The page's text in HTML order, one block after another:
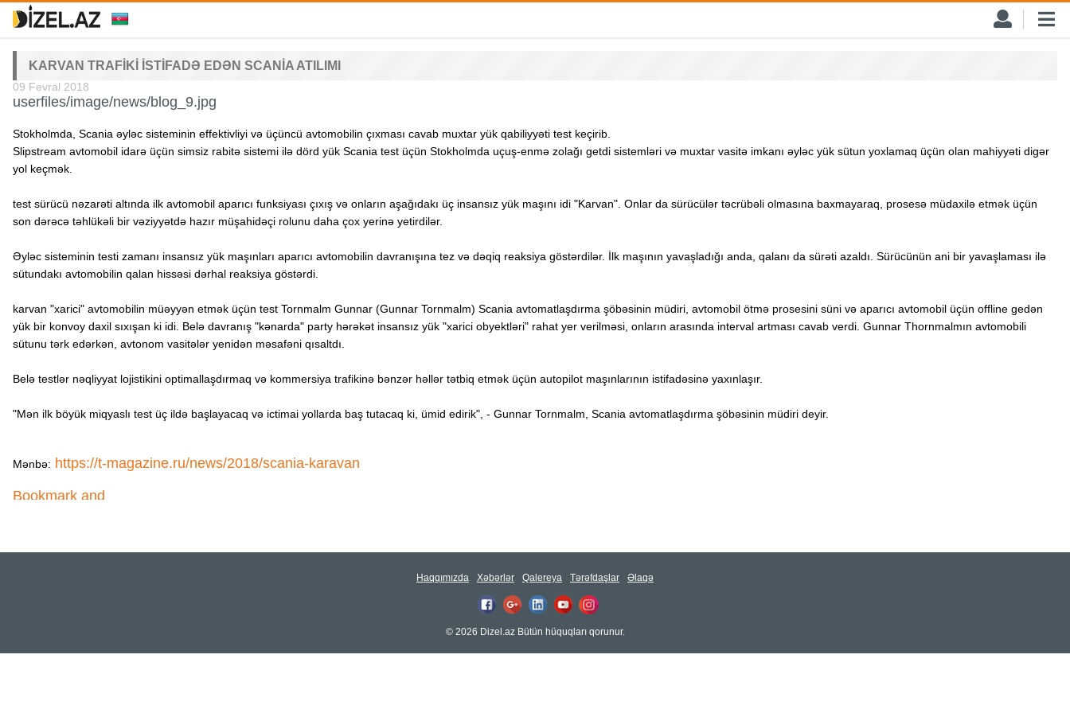
KARVAN TRAFIKI ISTIFADƏ EDƏN SCANIA ATILIMI
09 Fevral 2018
userfiles/image/news/blog_9.jpg
Stokholmda, Scania əyləc sisteminin effektivliyi və üçüncü avtomobilin çıxması cavab muxtar yük qabiliyyəti test keçirib.
Slipstream avtomobil idarə üçün simsiz rabitə sistemi ilə dörd yük Scania test üçün Stokholmda uçuş-enmə zolağı getdi sistemləri və muxtar vasitə imkanı əyləc yük sütun yoxlamaq üçün olan mahiyyəti digər
yol keçmək.
test sürücü nəzarəti altında ilk avtomobil aparıcı funksiyası çıxış və onların aşağıdakı üç insansız yük maşını idi "Karvan". Onlar da sürücülər təcrübəli olmasına baxmayaraq, prosesə müdaxilə etmək üçün
son dərəcə təhlükəli bir vəziyyətdə hazır müşahidəçi rolunu daha çox yerinə yetirdilər.
Əyləc sisteminin testi zamanı insansız yük maşınları aparıcı avtomobilin davranışına tez və dəqiq reaksiya göstərdilər. İlk maşının yavaşladığı anda, qalanı da sürəti azaldı. Sürücünün ani bir yavaşlaması ilə
sütundakı avtomobilin qalan hissəsi dərhal reaksiya göstərdi.
karvan "xarici" avtomobilin müəyyən etmək üçün test Tornmalm Gunnar (Gunnar Tornmalm) Scania avtomatlaşdırma şöbəsinin müdiri, avtomobil ötmə prosesini süni və aparıcı avtomobil üçün offline gedən
yük bir konvoy daxil sıxışan ki idi. Belə davranış "kənarda" party hərəkət insansız yük "xarici obyektləri" rahat yer verilməsi, onların arasında interval artması cavab verdi. Gunnar Thornmalmın avtomobili
sütunu tərk edərkən, avtonom vasitələr yenidən məsafəni qısaltdı.
Belə testlər nəqliyyat lojistikini optimallaşdırmaq və kommersiya trafikinə bənzər həllər tətbiq etmək üçün autopilot maşınlarının istifadəsinə yaxınlaşır.
"Mən ilk böyük miqyaslı test üç ildə başlayacaq və ictimai yollarda baş tutacaq ki, ümid edirik", - Gunnar Tornmalm, Scania avtomatlaşdırma şöbəsinin müdiri deyir.
Mənbə: https://t-magazine.ru/news/2018/scania-karavan
Haqqımızda Xəbərlər Qalereya Tərəfdaşlar Əlaqə
© 2026 Dizel.az Bütün hüquqları qorunur.